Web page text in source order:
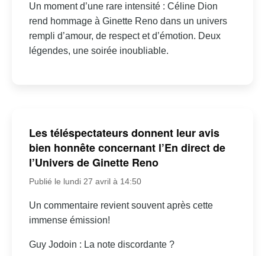
Un moment d’une rare intensité : Céline Dion
rend hommage à Ginette Reno dans un univers
rempli d’amour, de respect et d’émotion. Deux
légendes, une soirée inoubliable.
Les téléspectateurs donnent leur avis
bien honnête concernant l’En direct de
l’Univers de Ginette Reno
Publié le lundi 27 avril à 14:50
Un commentaire revient souvent après cette
immense émission!
Guy Jodoin : La note discordante ?